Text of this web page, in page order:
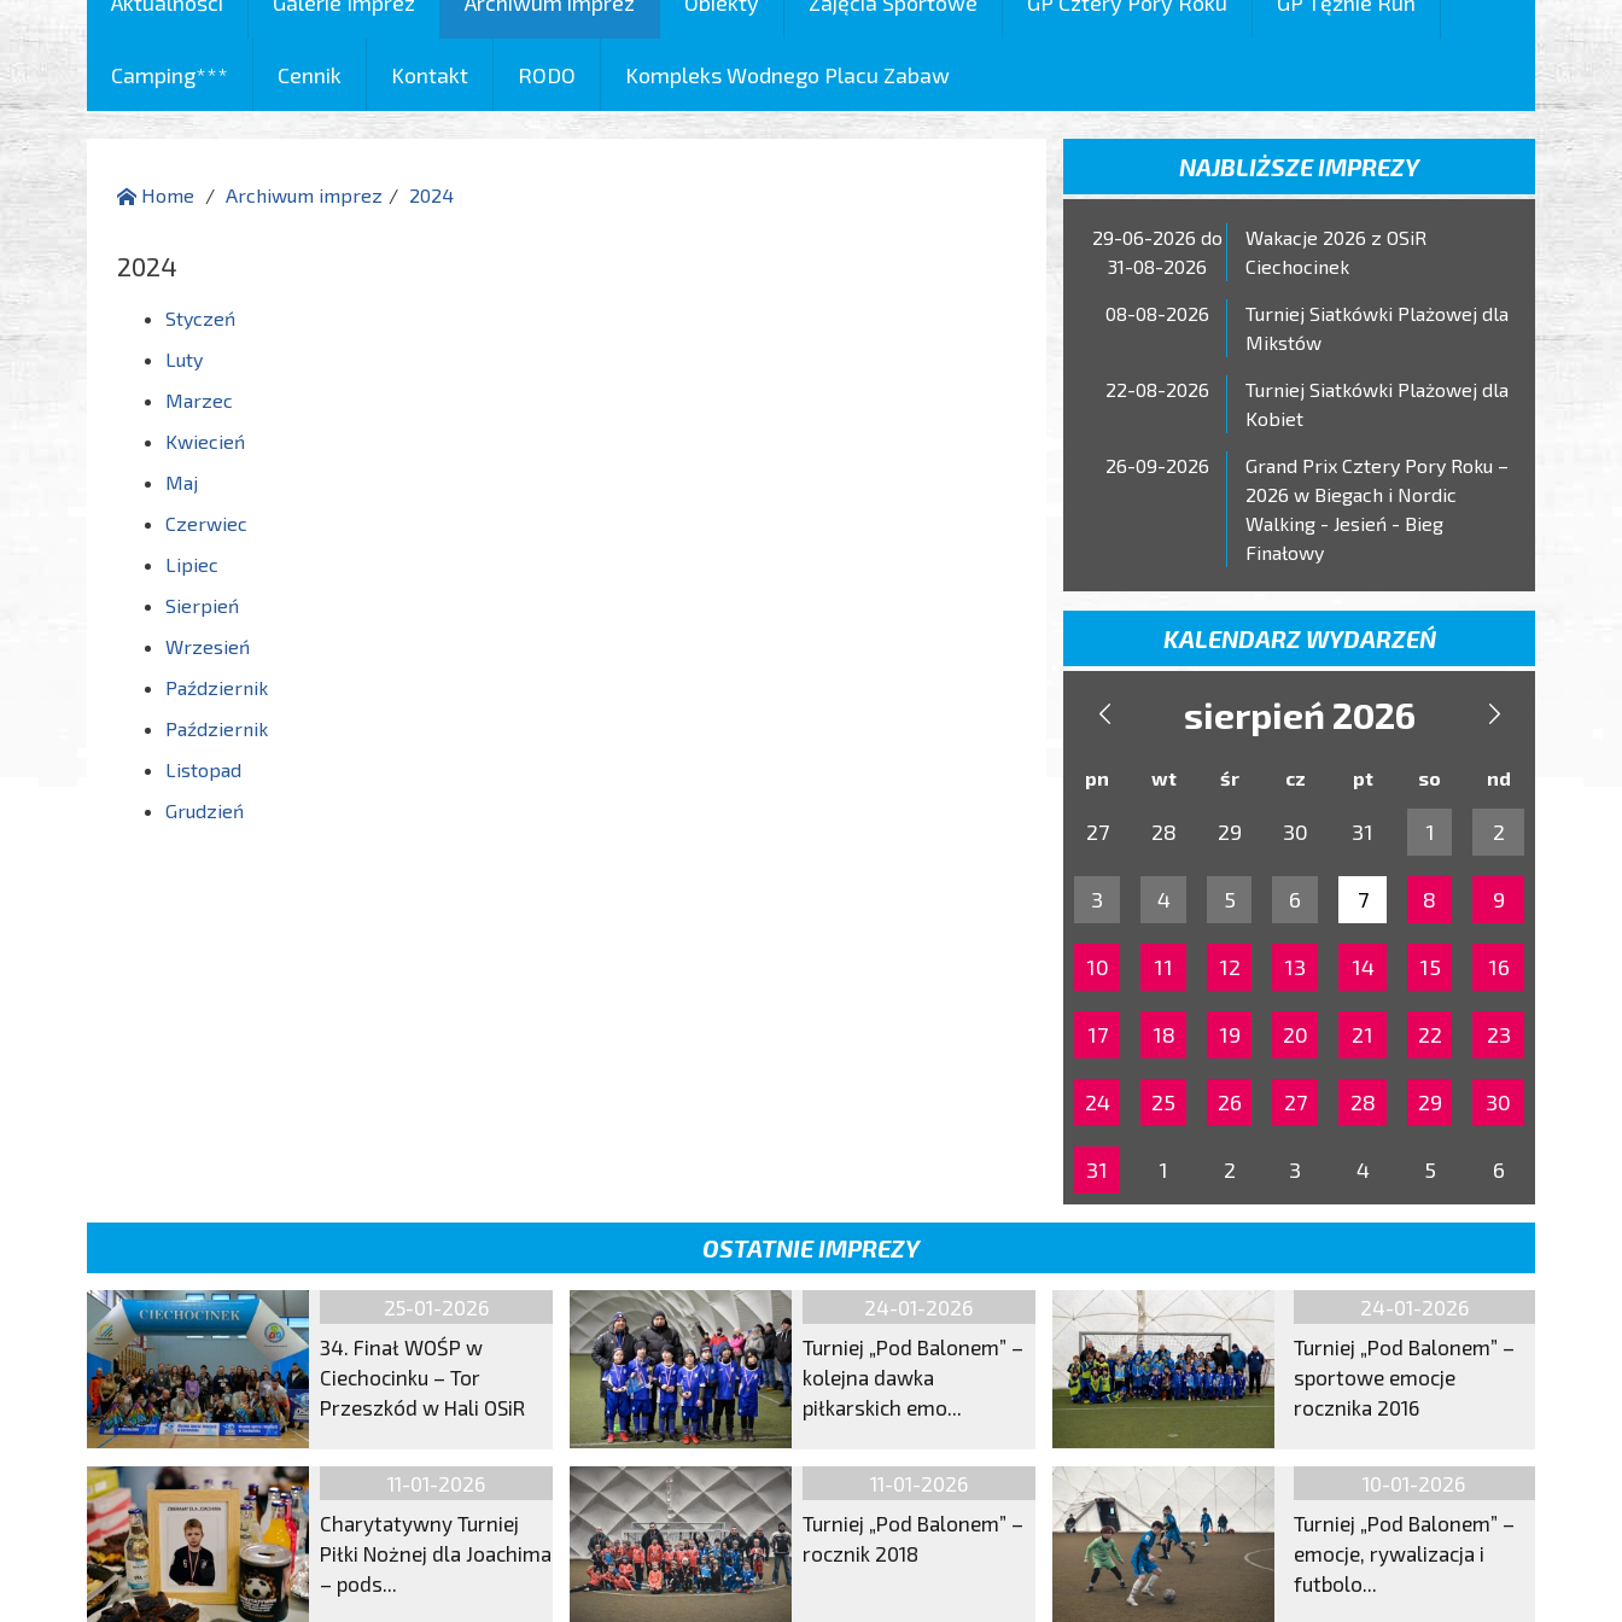
Camping*** Cennik Kontakt RODO Kompleks Wodnego Placu Zabaw
Home Archiwum imprez 2024
2024
Styczeń
Luty
Marzec
Kwiecień
Maj
Czerwiec
Lipiec
Sierpień
Wrzesień
Październik
Październik
Listopad
Grudzień
NAJBLIŻSZE IMPREZY
29-06-2026 do
31-08-2026
Wakacje 2026 z OSiR
Ciechocinek
08-08-2026
Turniej Siatkówki Plażowej dla
Mikstów
22-08-2026
Turniej Siatkówki Plażowej dla
Kobiet
26-09-2026
Grand Prix Cztery Pory Roku –
2026 w Biegach i Nordic
Walking - Jesień - Bieg
Finałowy
KALENDARZ WYDARZEŃ
 sierpień 2026 
pn wt śr cz pt so nd
27 28 29 30 31 1 2
3 4 5 6 7 8 9
10 11 12 13 14 15 16
17 18 19 20 21 22 23
24 25 26 27 28 29 30
31 1 2 3 4 5 6
OSTATNIE IMPREZY
25-01-2026
34. Finał WOŚP w
Ciechocinku – Tor
Przeszkód w Hali OSiR
24-01-2026
Turniej „Pod Balonem” –
kolejna dawka
piłkarskich emo...
24-01-2026
Turniej „Pod Balonem” –
sportowe emocje
rocznika 2016
11-01-2026
Charytatywny Turniej
Piłki Nożnej dla Joachima
– pods...
11-01-2026
Turniej „Pod Balonem” –
rocznik 2018
10-01-2026
Turniej „Pod Balonem” –
emocje, rywalizacja i
futbolo...